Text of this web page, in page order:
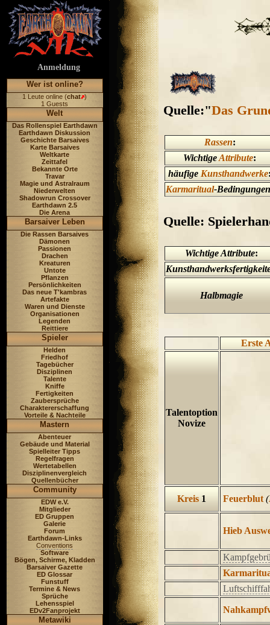
Anmeldung
Wer ist online?
1 Leute online (chat )
1 Guests
Welt
Das Rollenspiel Earthdawn
Earthdawn Diskussion
Geschichte Barsaives
Karte Barsaives
Weltkarte
Zeittafel
Bekannte Orte
Travar
Magie und Astralraum
Niederwelten
Shadowrun Crossover
Earthdawn 2.5
Die Arena
Barsaiver Leben
Die Rassen Barsaives
Dämonen
Passionen
Drachen
Kreaturen
Untote
Pflanzen
Persönlichkeiten
Das neue T'kambras
Artefakte
Waren und Dienste
Organisationen
Legenden
Reittiere
Spieler
Helden
Friedhof
Tagebücher
Disziplinen
Talente
Kniffe
Fertigkeiten
Zaubersprüche
Charaktererschaffung
Vorteile & Nachteile
Mastern
Abenteuer
Gebäude und Material
Spielleiter Tipps
Regelfragen
Wertetabellen
Disziplinenvergleich
Quellenbücher
Community
EDW e.V.
Mitglieder
ED Gruppen
Galerie
Forum
Earthdawn-Links
Conventions
Software
Bögen, Schirme, Kladden
Barsaiver Gazette
ED Glossar
Funstuff
Termine & News
Sprüche
Lehensspiel
EDv2Fanprojekt
Metawiki
Quelle:"Das
Rassen:
WichtigeAttribute:
häufige Kunsthandwerke
Karmaritual-Bedingungen
Quelle:
Wichtige Attribute:
Halbmagie
Erste
Talentoption
Novize
Kreis 1 Feuerblut (
Hieb